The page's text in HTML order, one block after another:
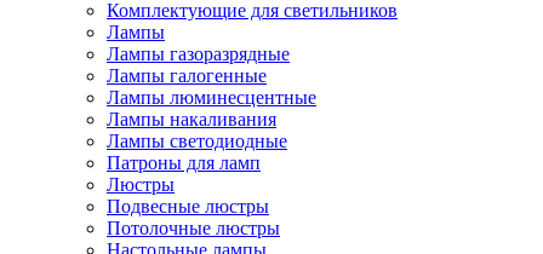
Комплектующие для светильников
Лампы
Лампы газоразрядные
Лампы галогенные
Лампы люминесцентные
Лампы накаливания
Лампы светодиодные
Патроны для ламп
Люстры
Подвесные люстры
Потолочные люстры
Настольные лампы